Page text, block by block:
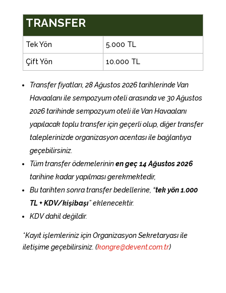
TRANSFER
Tek Yön 5.000 TL
Çift Yön 10.000 TL
Transfer fiyatları, 28 Ağustos 2026tarihlerinde Van
Havaalanı ile sempozyum oteli arasında ve 30 Ağustos
2026 tarihinde sempozyum oteli ile Van Havaalanı
yapılacak toplu transfer için geçerli olup, diğer transfer
taleplerinizde organizasyon acentası ile bağlantıya
geçebilirsiniz.
Tüm transfer ödemelerininen geç 14 Ağustos 2026
tarihine kadar yapılması gerekmektedir,
Bu tarihten sonra transfer bedellerine, “tek yön 1.000
TL + KDV/kişibaşı” eklenecektir.
KDV dahil değildir.
*Kayıt işlemleriniz için Organizasyon Sekretaryası ile
iletişime geçebilirsiniz. (kongre@devent.com.tr)